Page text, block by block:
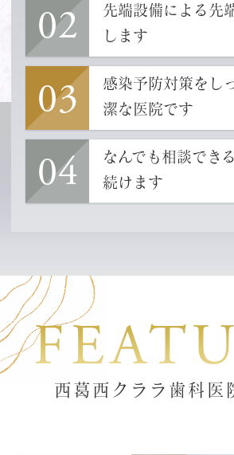
02
先端設備による先
します
03
感染予防対策をし
潔な医院です
04
なんでも相談でき
続けます
西葛西クララ歯科医